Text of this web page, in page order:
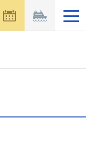
ュ
開